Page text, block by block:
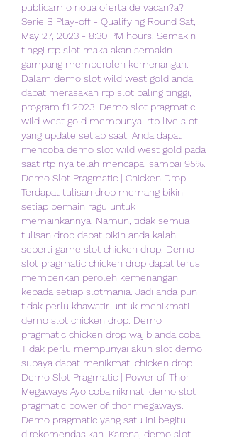
publicam o noua oferta de vacan?a?
Serie B Play-off - Qualifying Round Sat,
May 27, 2023 - 8:30 PM hours. Semakin
tinggi rtp slot maka akan semakin
gampang memperoleh kemenangan.
Dalam demo slot wild west gold anda
dapat merasakan rtp slot paling tinggi,
program f1 2023. Demo slot pragmatic
wild west gold mempunyai rtp live slot
yang update setiap saat. Anda dapat
mencoba demo slot wild west gold pada
saat rtp nya telah mencapai sampai 95%.
Demo Slot Pragmatic | Chicken Drop
Terdapat tulisan drop memang bikin
setiap pemain ragu untuk
memainkannya. Namun, tidak semua
tulisan drop dapat bikin anda kalah
seperti game slot chicken drop. Demo
slot pragmatic chicken drop dapat terus
memberikan peroleh kemenangan
kepada setiap slotmania. Jadi anda pun
tidak perlu khawatir untuk menikmati
demo slot chicken drop. Demo
pragmatic chicken drop wajib anda coba.
Tidak perlu mempunyai akun slot demo
supaya dapat menikmati chicken drop.
Demo Slot Pragmatic | Power of Thor
Megaways Ayo coba nikmati demo slot
pragmatic power of thor megaways.
Demo pragmatic yang satu ini begitu
direkomendasikan. Karena, demo slot